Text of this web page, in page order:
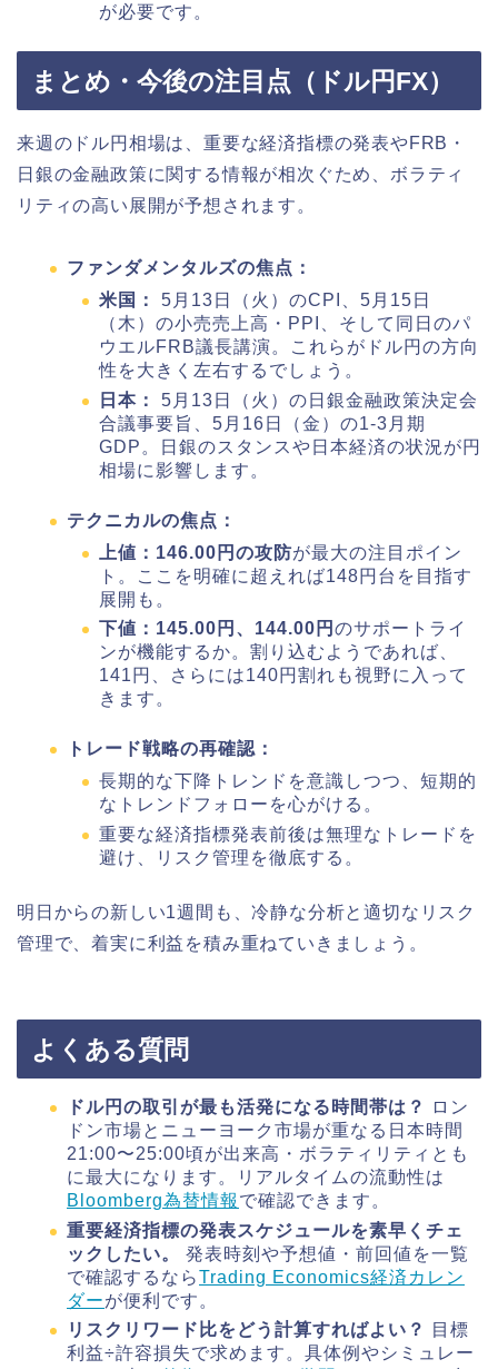
が必要です。
まとめ・今後の注目点（ドル円FX）
来週のドル円相場は、重要な経済指標の発表やFRB・
日銀の金融政策に関する情報が相次ぐため、ボラティ
リティの高い展開が予想されます。
ファンダメンタルズの焦点：
米国：
5月13日（火）のCPI、5月15日
（木）の小売売上高・PPI、そして同日のパ
ウエルFRB議長講演。これらがドル円の方向
性を大きく左右するでしょう。
日本：
5月13日（火）の日銀金融政策決定会
合議事要旨、5月16日（金）の1-3月期
GDP。日銀のスタンスや日本経済の状況が円
相場に影響します。
テクニカルの焦点：
上値：146.00円の攻防が最大の注目ポイン
ト。ここを明確に超えれば148円台を目指す
展開も。
下値：145.00円、144.00円 のサポートライ
ンが機能するか。割り込むようであれば、
141円、さらには140円割れも視野に入って
きます。
トレード戦略の再確認：
長期的な下降トレンドを意識しつつ、短期的
なトレンドフォローを心がける。
重要な経済指標発表前後は無理なトレードを
避け、リスク管理を徹底する。
明日からの新しい1週間も、冷静な分析と適切なリスク
管理で、着実に利益を積み重ねていきましょう。
よくある質問
ドル円の取引が最も活発になる時間帯は？
ロン
ドン市場とニューヨーク市場が重なる日本時間
21:00〜25:00頃が出来高・ボラティリティとも
に最大になります。リアルタイムの流動性は
Bloomberg為替情報 で確認できます。
重要経済指標の発表スケジュールを素早くチェ
ックしたい。
発表時刻や予想値・前回値を一覧
で確認するならTrading Economics経済カレン
ダーが便利です。
リスクリワード比をどう計算すればよい？
目標
利益÷許容損失で求めます。具体例やシミュレー